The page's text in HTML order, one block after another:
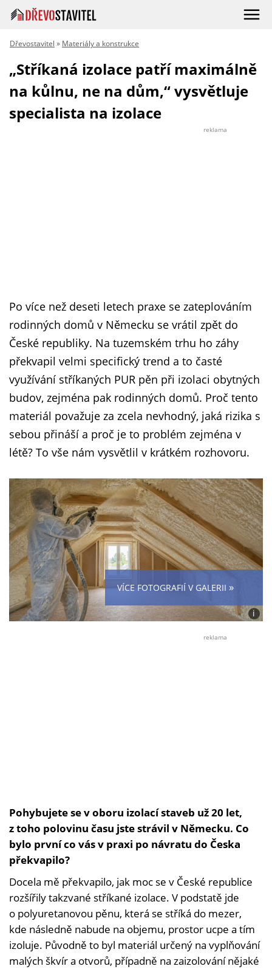
Dřevostavitel » Materiály a konstrukce
„Stříkaná izolace patří maximálně
na kůlnu, ne na dům,“ vysvětluje
specialista na izolace
reklama
Po více než deseti letech praxe se zateplováním
rodinných domů v Německu se vrátil zpět do
České republiky. Na tuzemském trhu ho záhy
překvapil velmi specifický trend a to časté
využívání stříkaných PUR pěn při izolaci obytných
budov, zejména pak rodinných domů. Proč tento
materiál považuje za zcela nevhodný, jaká rizika s
sebou přináší a proč je to problém zejména v
létě? To vše nám vysvětlil v krátkém rozhovoru.
VÍCE FOTOGRAFIÍ V GALERII »
i
Foto:
reklama
Pohybujete se v oboru izolací staveb už 20 let,
z toho polovinu času jste strávil v Německu. Co
bylo první co vás v praxi po návratu do Česka
překvapilo?
Docela mě překvapilo, jak moc se v České republice
rozšířily takzvané stříkané izolace. V podstatě jde
o polyuretanovou pěnu, která se stříká do mezer,
kde následně nabude na objemu, prostor ucpe a tím
izoluje. Původně to byl materiál určený na vyplňování
malých škvír a otvorů, případně na zaizolování nějaké